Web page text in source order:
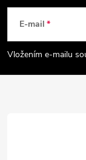
E-mail
Vložením e-mailu